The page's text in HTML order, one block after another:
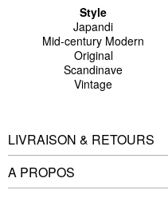
Style
Japandi
Mid-century Modern
Original
Scandinave
Vintage
LIVRAISON & RETOURS
A PROPOS